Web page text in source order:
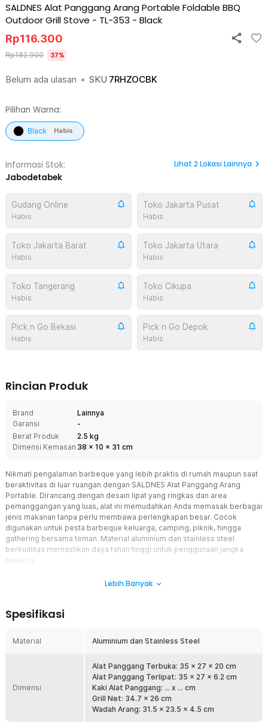
SALDNES Alat Panggang Arang Portable Foldable BBQ
Outdoor Grill Stove - TL-353 - Black
Belum ada ulasan • SKU 7RHZOCBK
Rp116.300
Rp182.900 37%
Pilihan Warna:
Black Habis
Informasi Stok:
Jabodetabek
Lihat 2Lokasi Lainnya
Gudang Online
Habis
Toko Jakarta Pusat
Habis
Toko Jakarta Barat
Habis
Toko Jakarta Utara
Habis
Toko Tangerang
Habis
Toko Cikupa
Habis
Pick n Go Bekasi
Habis
Pick n Go Depok
Habis
Rincian Produk
Brand
Lainnya
Garansi
-
Berat Produk
2.5 kg
Dimensi Kemasan 38 x 10 x 31 cm
Nikmati pengalaman barbeque yang lebih praktis di rumah maupun saat
beraktivitas di luar ruangan dengan SALDNES Alat Panggang Arang
Portable. Dirancang dengan desain lipat yang ringkas dan area
pemanggangan yang luas, alat ini memudahkan Anda memasak berbagai
jenis makanan tanpa perlu membawa perlengkapan besar. Cocok
digunakan untuk pesta barbeque keluarga, camping, piknik, hingga
gathering bersama teman. Material aluminium dan stainless steel
berkualitas memastikan daya tahan tinggi untuk penggunaan jangka
panjang.
Alat panggang arang dari SALDNES memiliki area pemanggangan
banyak makanan dalam satu waktu. Cocok untuk daging, ayam,
bersama keluarga atau teman. Proses memasak menjadi lebih
efisien dan menyenangkan.
Menggunakan Arang untuk Cita Rasa Barbeque Autentik
Alat panggang arang ini menggunakan arang sebagai sumber
Lebih Banyak
Spesifikasi
Material Aluminium dan Stainless Steel
Dimensi
Alat Panggang Terbuka: 35 x 27 x 20 cm
Alat Panggang Terlipat: 35 x 27 x 6.2 cm
Kaki Alat Panggang: ... x ... cm
Grill Net: 34.7 x 26 cm
Wadah Arang: 31.5 x 23.5 x 4.5 cm